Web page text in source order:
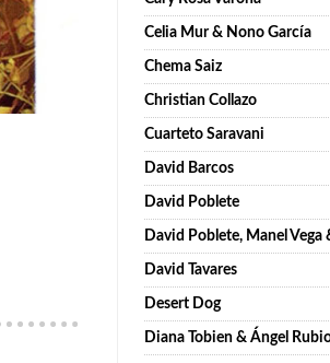
Celia Mur & Nono García
Chema Saiz
Christian Collazo
Cuarteto Saravani
David Barcos
David Poblete
David Poblete, Manel Vega
David Tavares
Desert Dog
Diana Tobien & Ángel